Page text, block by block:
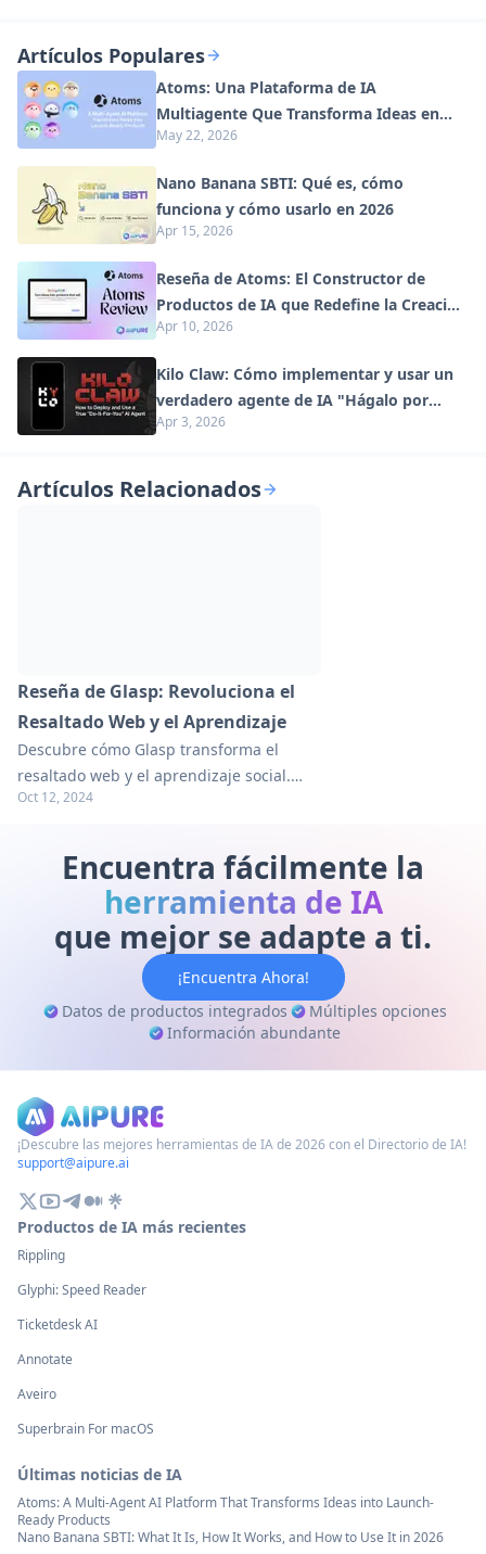
Aprendizaje
Artículos Populares
Atoms: Una Plataforma de IA
Multiagente Que Transforma Ideas en
Productos Listos para Lanzar
May 22, 2026
Nano Banana SBTI: Qué es, cómo
funciona y cómo usarlo en 2026
Apr 15, 2026
Reseña de Atoms: El Constructor de
Productos de IA que Redefine la Creación
Digital en 2026
Apr 10, 2026
Kilo Claw: Cómo implementar y usar un
verdadero agente de IA "Hágalo por
usted" (Actualización 2026)
Apr 3, 2026
Artículos Relacionados
Reseña de Glasp: Revoluciona el
Resaltado Web y el Aprendizaje
Descubre cómo Glasp transforma el
resaltado web y el aprendizaje social.
Explora sus características, beneficios y
Oct 12, 2024
Encuentra fácilmente la
herramienta de IA
que mejor se adapte a ti.
¡Encuentra Ahora!
Datos de productos integrados
Múltiples opciones
Información abundante
¡Descubre las mejores herramientas de IA de 2026 con el Directorio de IA!
support@aipure.ai
Productos de IA más recientes
Rippling
Glyphi: Speed Reader
Ticketdesk AI
Annotate
Aveiro
Superbrain For macOS
Últimas noticias de IA
Atoms: A Multi-Agent AI Platform That Transforms Ideas into Launch-
Ready Products
Nano Banana SBTI: What It Is, How It Works, and How to Use It in 2026